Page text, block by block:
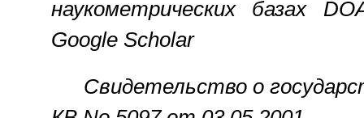
наукометрических базах
Google Scholar
Свидетельство о